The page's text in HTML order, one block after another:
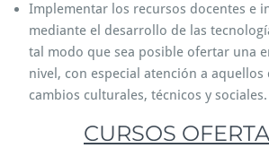
Implementar los recursos docentes e
mediante el desarrollo de las
tal modo que sea posible ofertar una
nivel, con especial atención a aquellos
cambios culturales, técnicos y sociales.
CURSOS